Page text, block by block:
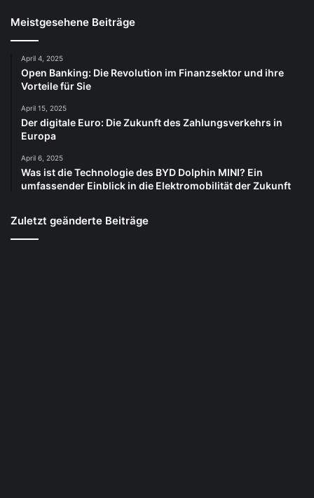
Meistgesehene Beiträge
April 4, 2025
Open Banking: Die Revolution im Finanzsektor und ihre
Vorteile für Sie
April 15, 2025
Der digitale Euro: Die Zukunft des Zahlungsverkehrs in
Europa
April 6, 2025
Was ist die Technologie des BYD Dolphin MINI? Ein
umfassender Einblick in die Elektromobilität der Zukunft
Zuletzt geänderte Beiträge